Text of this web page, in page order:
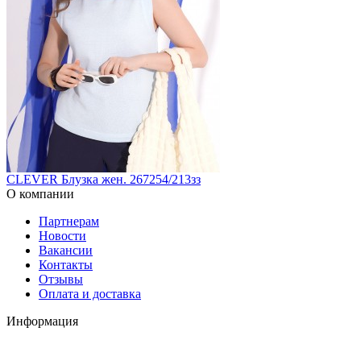
CLEVER Блузка жен. 267254/213зз
О компании
Партнерам
Новости
Вакансии
Контакты
Отзывы
Оплата и доставка
Информация